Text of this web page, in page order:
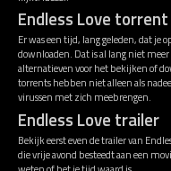
Endless Love torrent
Er was een tijd, lang geleden, dat je
downloaden. Dat is al lang niet
alternatieven voor het bekijken of
torrents hebben niet alleen als
virussen met zich meebrengen.
Endless Love trailer
Bekijk eerst even de trailer van
die vrije avond besteedt aan een